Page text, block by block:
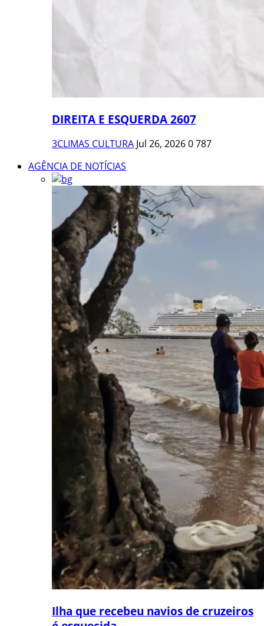
DIREITA E ESQUERDA 2607
3CLIMAS CULTURA Jul 26, 20260787
AGÊNCIA DE NOTÍCIAS
Ilha que recebeu navios de cruzeiros